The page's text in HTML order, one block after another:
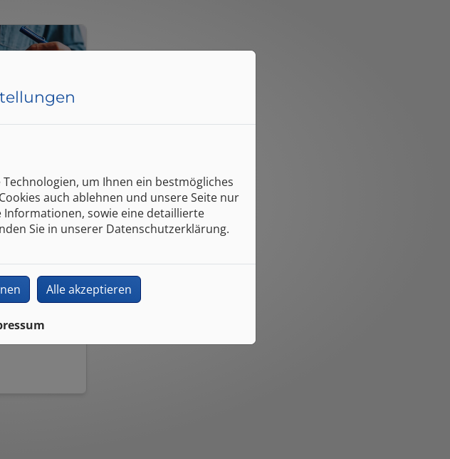
Leck in
Debus
da.
um Ihnen ein bestmögliches
auch ablehnen und unsere Seite nur
sowie eine detaillierte
Sie in unserer Datenschutzerklärung.
Alle akzeptieren